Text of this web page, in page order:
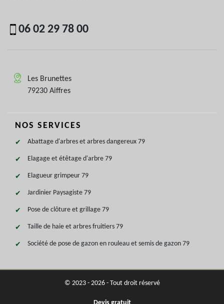
06 02 29 78 00
Les Brunettes
79230 Aiffres
NOS SERVICES
Abattage d'arbres et arbres dangereux 79
Elagage et étêtage d'arbre 79
Elagueur grimpeur 79
Jardinier Paysagiste 79
Pose de clôture et grillage 79
Taille de haie et arbres fruitiers 79
Société de pose de gazon en rouleau et semis de gazon 79
© 2023 - 2026 - Tout droit réservé